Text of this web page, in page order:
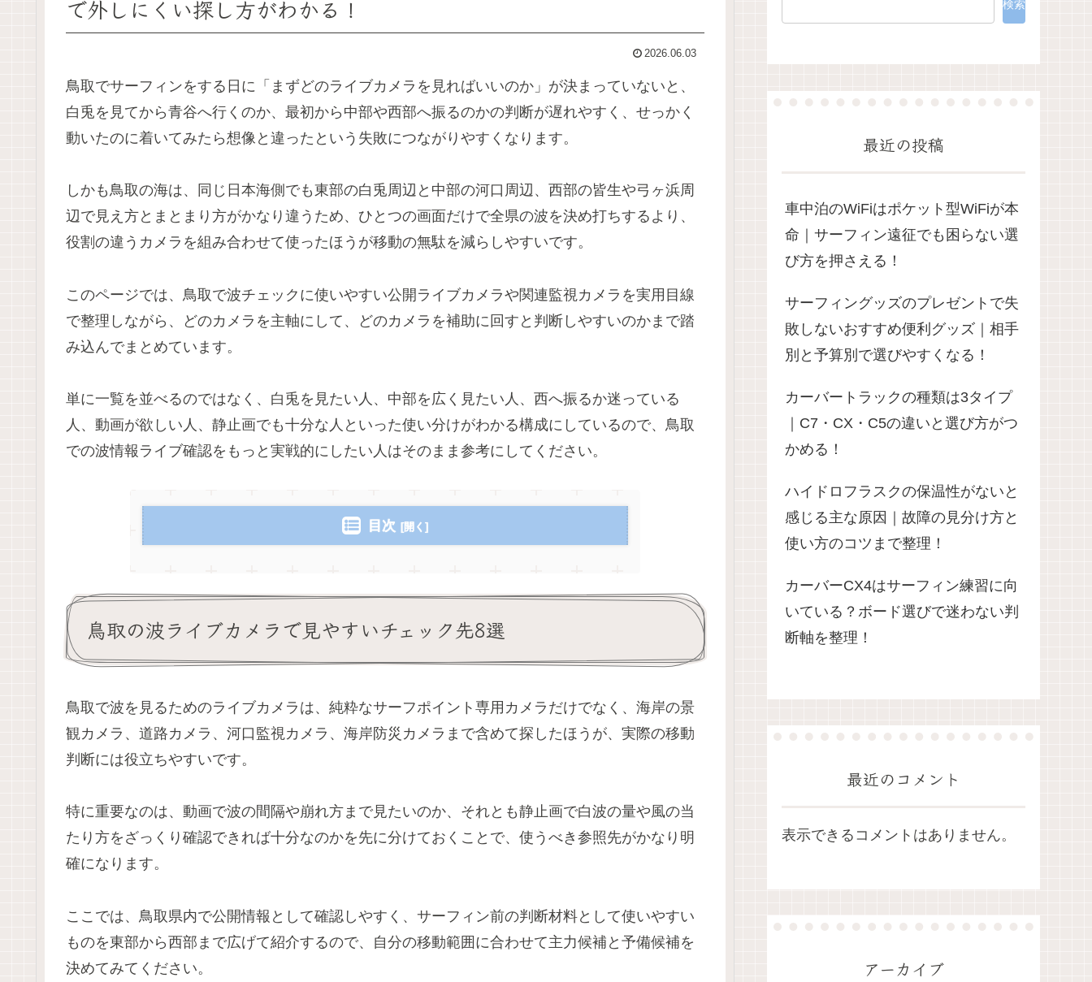
で外しにくい探し方がわかる！
2026.06.03
鳥取でサーフィンをする日に「まずどのライブカメラを見ればいいのか」が決まっていないと、
白兎を見てから青谷へ行くのか、最初から中部や西部へ振るのかの判断が遅れやすく、せっかく
動いたのに着いてみたら想像と違ったという失敗につながりやすくなります。
しかも鳥取の海は、同じ日本海側でも東部の白兎周辺と中部の河口周辺、西部の皆生や弓ヶ浜周
辺で見え方とまとまり方がかなり違うため、ひとつの画面だけで全県の波を決め打ちするより、
役割の違うカメラを組み合わせて使ったほうが移動の無駄を減らしやすいです。
このページでは、鳥取で波チェックに使いやすい公開ライブカメラや関連監視カメラを実用目線
で整理しながら、どのカメラを主軸にして、どのカメラを補助に回すと判断しやすいのかまで踏
み込んでまとめています。
単に一覧を並べるのではなく、白兎を見たい人、中部を広く見たい人、西へ振るか迷っている
人、動画が欲しい人、静止画でも十分な人といった使い分けがわかる構成にしているので、鳥取
での波情報ライブ確認をもっと実戦的にしたい人はそのまま参考にしてください。
目次
鳥取の波ライブカメラで見やすいチェック先8選
鳥取で波を見るためのライブカメラは、純粋なサーフポイント専用カメラだけでなく、海岸の景
観カメラ、道路カメラ、河口監視カメラ、海岸防災カメラまで含めて探したほうが、実際の移動
判断には役立ちやすいです。
特に重要なのは、動画で波の間隔や崩れ方まで見たいのか、それとも静止画で白波の量や風の当
たり方をざっくり確認できれば十分なのかを先に分けておくことで、使うべき参照先がかなり明
確になります。
ここでは、鳥取県内で公開情報として確認しやすく、サーフィン前の判断材料として使いやすい
ものを東部から西部まで広げて紹介するので、自分の移動範囲に合わせて主力候補と予備候補を
決めてみてください。
検索
最近の投稿
車中泊のWiFiはポケット型WiFiが本
命｜サーフィン遠征でも困らない選
び方を押さえる！
サーフィングッズのプレゼントで失
敗しないおすすめ便利グッズ｜相手
別と予算別で選びやすくなる！
カーバートラックの種類は3タイプ
｜C7・CX・C5の違いと選び方がつ
かめる！
ハイドロフラスクの保温性がないと
感じる主な原因｜故障の見分け方と
使い方のコツまで整理！
カーバーCX4はサーフィン練習に向
いている？ボード選びで迷わない判
断軸を整理！
最近のコメント
表示できるコメントはありません。
アーカイブ